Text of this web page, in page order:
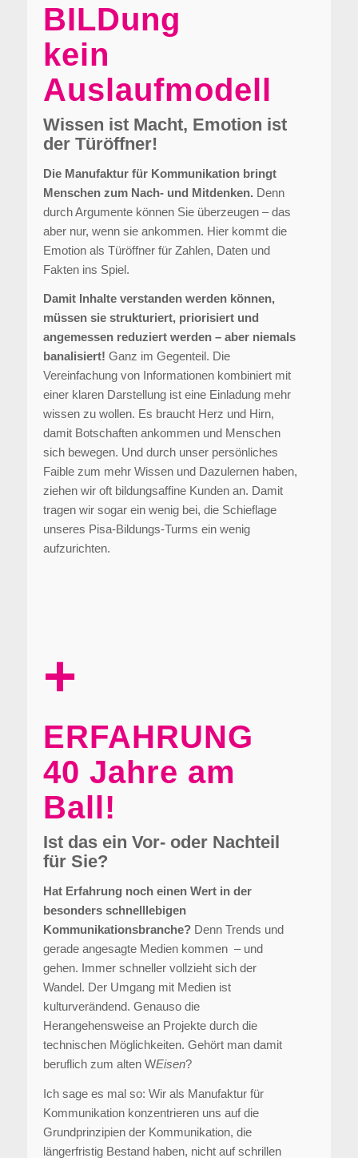
BILDung
kein
Auslaufmodell
Wissen ist Macht, Emotion ist
der Türöffner!
Die Manufaktur für Kommunikation bringt
Menschen zum Nach- und Mitdenken. Denn
durch Argumente können Sie überzeugen – das
aber nur, wenn sie ankommen. Hier kommt die
Emotion als Türöffner für Zahlen, Daten und
Fakten ins Spiel.
Damit Inhalte verstanden werden können,
müssen sie strukturiert, priorisiert und
angemessen reduziert werden – aber niemals
banalisiert! Ganz im Gegenteil. Die
Vereinfachung von Informationen kombiniert mit
einer klaren Darstellung ist eine Einladung mehr
wissen zu wollen. Es braucht Herz und Hirn,
damit Botschaften ankommen und Menschen
sich bewegen. Und durch unser persönliches
Faible zum mehr Wissen und Dazulernen haben,
ziehen wir oft bildungsaffine Kunden an. Damit
tragen wir sogar ein wenig bei, die Schieflage
unseres Pisa-Bildungs-Turms ein wenig
aufzurichten.
+
ERFAHRUNG
40 Jahre am
Ball!
Ist das ein Vor- oder Nachteil
für Sie?
Hat Erfahrung noch einen Wert in der
besonders schnelllebigen
Kommunikationsbranche? Denn Trends und
gerade angesagte Medien kommen – und
gehen. Immer schneller vollzieht sich der
Wandel. Der Umgang mit Medien ist
kulturverändend. Genauso die
Herangehensweise an Projekte durch die
technischen Möglichkeiten. Gehört man damit
beruflich zum alten WEisen?
Ich sage es mal so: Wir als Manufaktur für
Kommunikation konzentrieren uns auf die
Grundprinzipien der Kommunikation, die
längerfristig Bestand haben, nicht auf schrillen